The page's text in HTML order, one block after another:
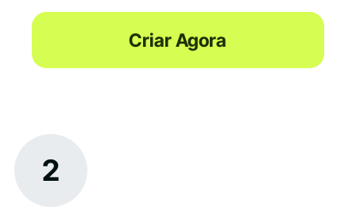
Criar Agora
2